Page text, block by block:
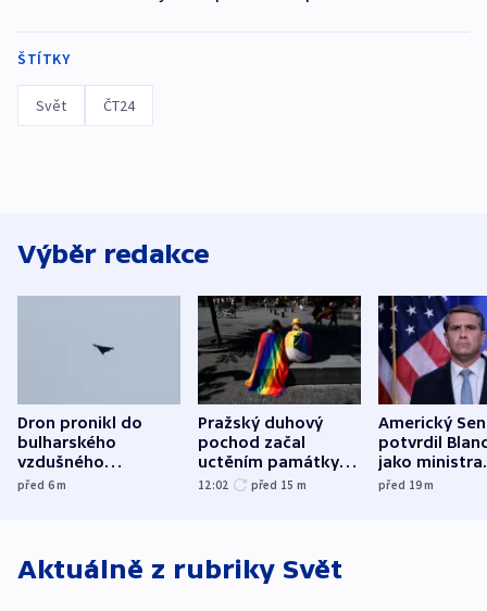
ŠTÍTKY
Svět ČT24
Výběr redakce
Dron pronikl do
bulharského
vzdušného
prostoru,
před 6m
Pražský duhový
pochod začal
uctěním památky
obětí berlínského
12:02 před 15 m
Americký
potvrdil
jako ministra
před 19m
Aktuálně z rubriky Svět